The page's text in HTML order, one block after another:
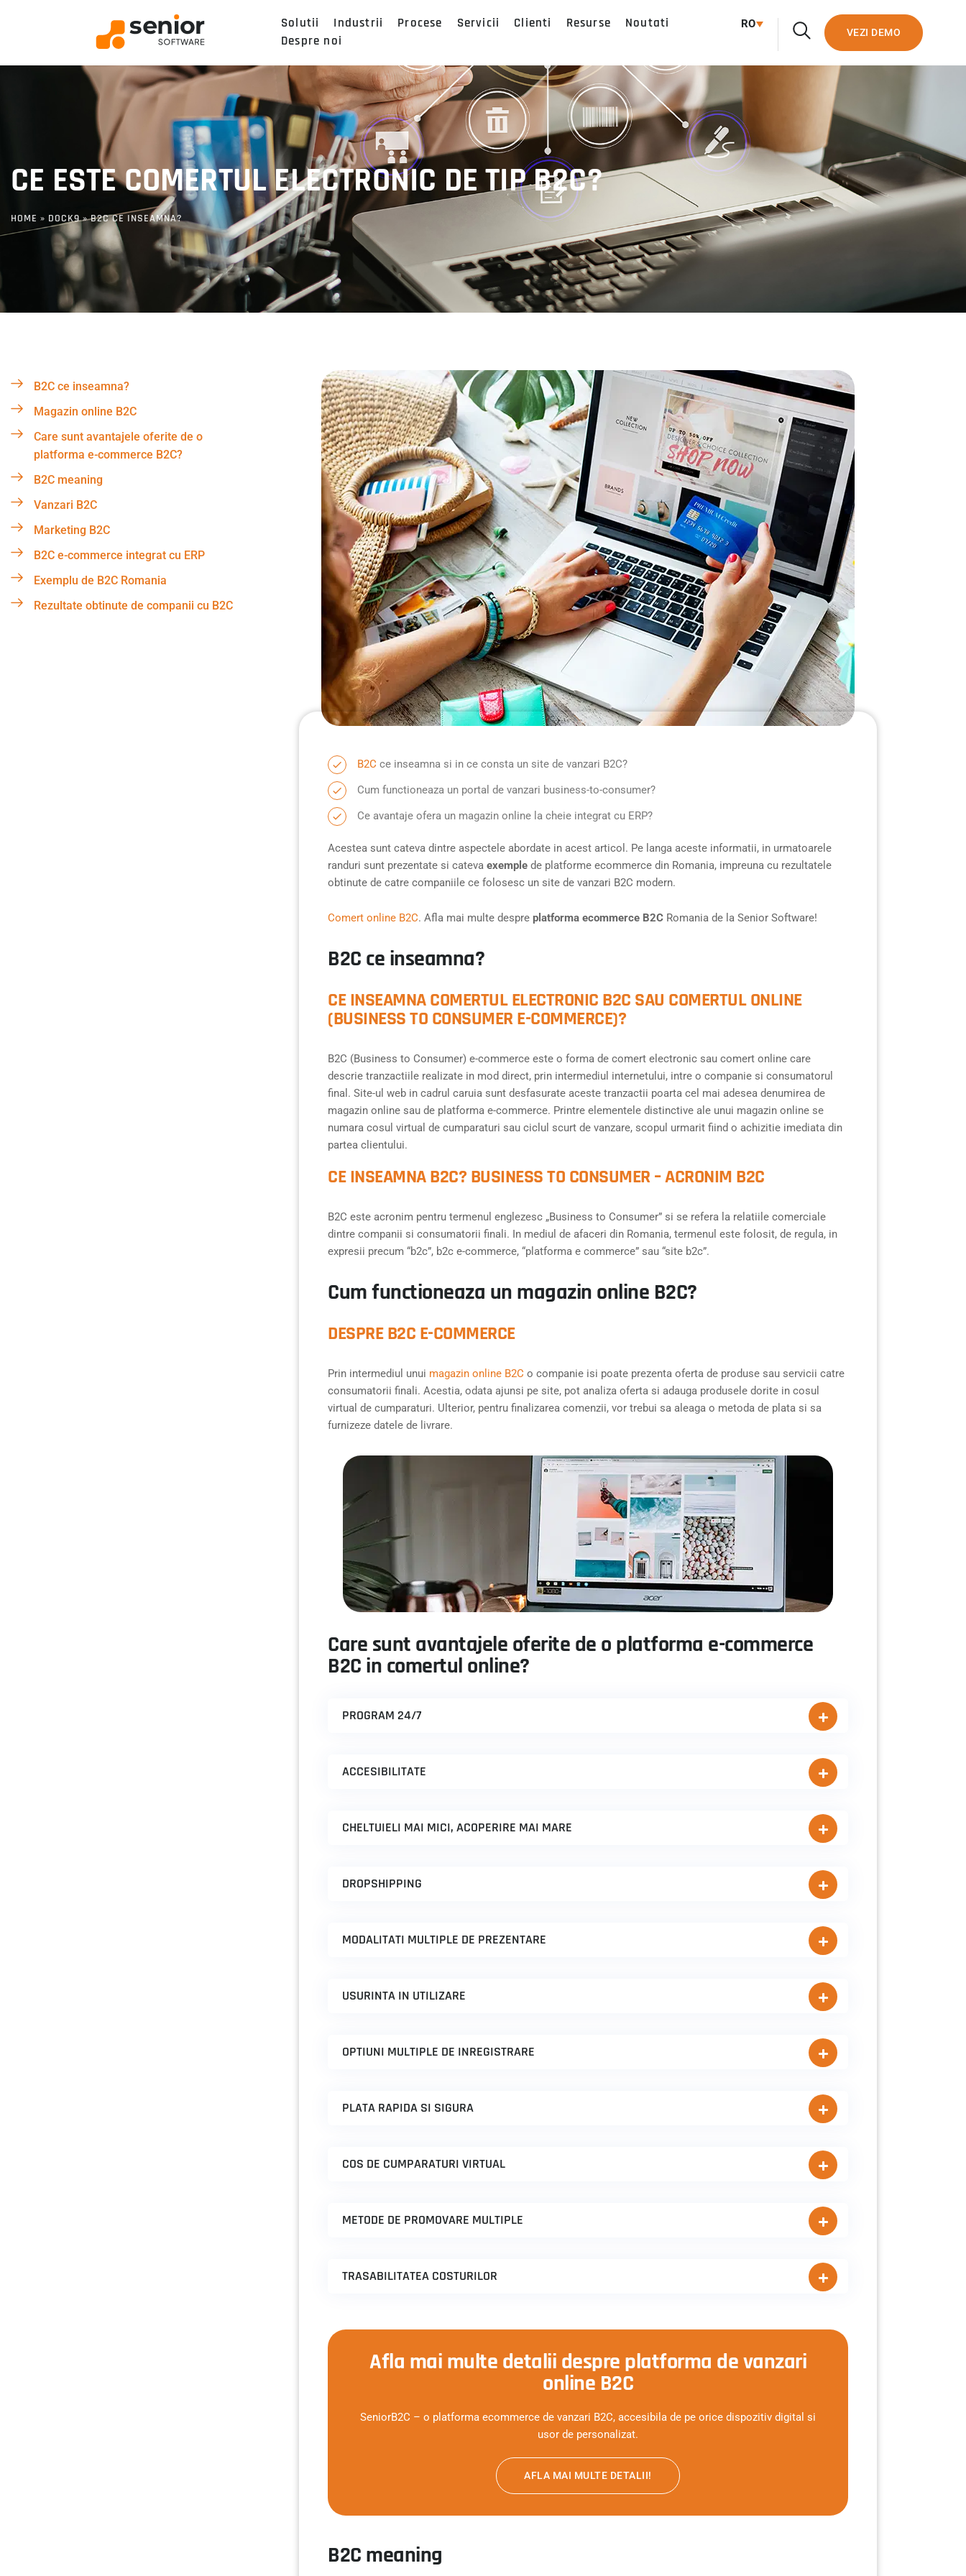
Solutii Industrii Procese Servicii Clienti Resurse
Noutati
Despre noi
RO
VEZI DEMO
CE ESTE COMERTUL ELECTRONIC DE TIP B2C?
HOME » DOCK9»B2C CE INSEAMNA?
B2C ce inseamna?
Magazin online B2C
Care sunt avantajele oferite de o
platforma e-commerce B2C?
B2C meaning
Vanzari B2C
Marketing B2C
B2C e-commerce integrat cu ERP
Exemplu de B2C Romania
Rezultate obtinute de companii cu B2C
B2C ce inseamna si in ce consta un site de vanzari B2C?
Cum functioneaza un portal de vanzari business-to-consumer?
Ce avantaje ofera un magazin online la cheie integrat cu ERP?
Acestea sunt cateva dintre aspectele abordate in acest articol. Pe langa aceste informatii, in urmatoarele
randuri sunt prezentate si cateva exemple de platforme ecommerce din Romania, impreuna cu rezultatele
obtinute de catre companiile ce folosesc un site de vanzari B2C modern.
Comert online B2C. Afla mai multe despre platforma ecommerce B2C Romania de la Senior Software!
B2C ce inseamna?
CE INSEAMNA COMERTUL ELECTRONIC B2C SAU COMERTUL ONLINE
(BUSINESS TO CONSUMER E-COMMERCE)?
B2C (Business to Consumer) e-commerce este o forma de comert electronic sau comert online care
descrie tranzactiile realizate in mod direct, prin intermediul internetului, intre o companie si consumatorul
final. Site-ul web in cadrul caruia sunt desfasurate aceste tranzactii poarta cel mai adesea denumirea de
magazin online sau de platforma e-commerce. Printre elementele distinctive ale unui magazin online se
numara cosul virtual de cumparaturi sau ciclul scurt de vanzare, scopul urmarit fiind o achizitie imediata din
partea clientului.
CE INSEAMNA B2C? BUSINESS TO CONSUMER – ACRONIM B2C
B2C este acronim pentru termenul englezesc „Business to Consumer” si se refera la relatiile comerciale
dintre companii si consumatorii finali. In mediul de afaceri din Romania, termenul este folosit, de regula, in
expresii precum “b2c”, b2c e-commerce, “platforma e commerce” sau “site b2c”.
Cum functioneaza un magazin online B2C?
DESPRE B2C E-COMMERCE
Prin intermediul unui magazin online B2C o companie isi poate prezenta oferta de produse sau servicii catre
consumatorii finali. Acestia, odata ajunsi pe site, pot analiza oferta si adauga produsele dorite in cosul
virtual de cumparaturi. Ulterior, pentru finalizarea comenzii, vor trebui sa aleaga o metoda de plata si sa
furnizeze datele de livrare.
Care sunt avantajele oferite de o platforma e-commerce
B2C in comertul online?
PROGRAM 24/7
ACCESIBILITATE
CHELTUIELI MAI MICI, ACOPERIRE MAI MARE
DROPSHIPPING
MODALITATI MULTIPLE DE PREZENTARE
USURINTA IN UTILIZARE
OPTIUNI MULTIPLE DE INREGISTRARE
PLATA RAPIDA SI SIGURA
COS DE CUMPARATURI VIRTUAL
METODE DE PROMOVARE MULTIPLE
TRASABILITATEA COSTURILOR
Afla mai multe detalii despre platforma de vanzari
online B2C
SeniorB2C – o platforma ecommerce de vanzari B2C, accesibila de pe orice dispozitiv digital si
usor de personalizat.
AFLA MAI MULTE DETALII!
B2C meaning